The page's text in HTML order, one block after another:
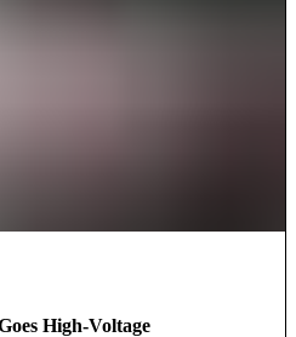
High-Voltage